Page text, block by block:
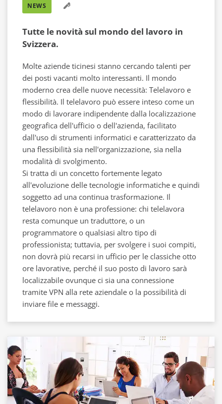
NEWS
Tutte le novità sul mondo del lavoro in
Svizzera.
Molte aziende ticinesi stanno cercando talenti per
dei posti vacanti molto interessanti. Il mondo
moderno crea delle nuove necessità: Telelavoro e
flessibilità. Il telelavoro può essere inteso come un
modo di lavorare indipendente dalla localizzazione
geografica dell'ufficio o dell'azienda, facilitato
dall'uso di strumenti informatici e caratterizzato da
una flessibilità sia nell'organizzazione, sia nella
modalità di svolgimento.
Si tratta di un concetto fortemente legato
all'evoluzione delle tecnologie informatiche e quindi
soggetto ad una continua trasformazione. Il
telelavoro non è una professione: chi telelavora
resta comunque un traduttore, o un
programmatore o qualsiasi altro tipo di
professionista; tuttavia, per svolgere i suoi compiti,
non dovrà più recarsi in ufficio per le classiche otto
ore lavorative, perché il suo posto di lavoro sarà
localizzabile ovunque ci sia una connessione
tramite VPN alla rete aziendale o la possibilità di
inviare file e messaggi.